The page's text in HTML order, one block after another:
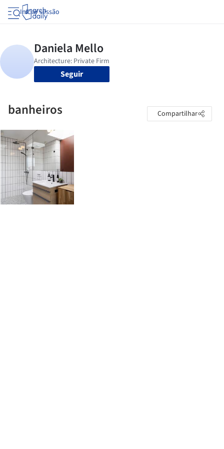
Iniciar sessão
Seguir
banheiros Compartilhar